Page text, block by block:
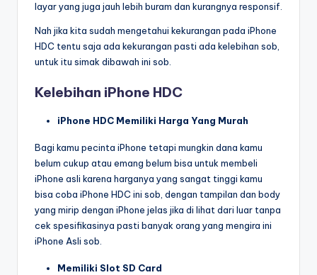
layar yang juga jauh lebih buram dan kurangnya responsif.
Nah jika kita sudah mengetahui kekurangan pada iPhone
HDC tentu saja ada kekurangan pasti ada kelebihan sob,
untuk itu simak dibawah ini sob.
Kelebihan iPhone HDC
iPhone HDC Memiliki Harga Yang Murah
Bagi kamu pecinta iPhone tetapi mungkin dana kamu
belum cukup atau emang belum bisa untuk membeli
iPhone asli karena harganya yang sangat tinggi kamu
bisa coba iPhone HDC ini sob, dengan tampilan dan body
yang mirip dengan iPhone jelas jika di lihat dari luar tanpa
cek spesifikasinya pasti banyak orang yang mengira ini
iPhone Asli sob.
Memiliki Slot SD Card